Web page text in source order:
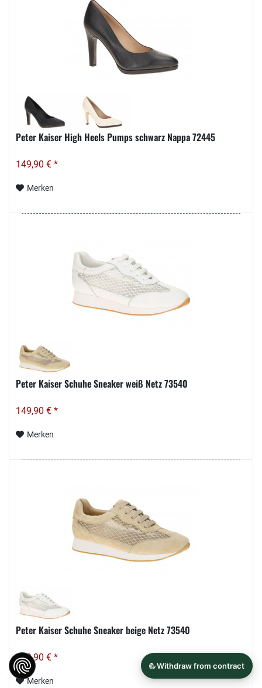
Peter Kaiser High Heels Pumps schwarz Nappa 72445
149,90 € *
Merken
Peter Kaiser Schuhe Sneaker weiß Netz 73540
149,90 € *
Merken
Peter Kaiser Schuhe Sneaker beige Netz 73540
149,90 € *
Merken